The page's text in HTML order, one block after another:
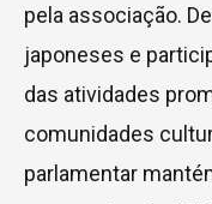
pela associação.
japoneses e
das atividades
comunidades
parlamentar